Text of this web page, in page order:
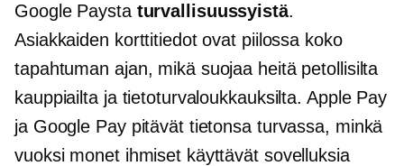
Google Paysta turvallisuussyistä.
Asiakkaiden korttitiedot ovat piilossa koko
tapahtuman ajan, mikä suojaa heitä petollisilta
kauppiailta ja tietoturvaloukkauksilta. Apple Pay
ja Google Pay pitävät tietonsa turvassa, minkä
vuoksi monet ihmiset käyttävät sovelluksia